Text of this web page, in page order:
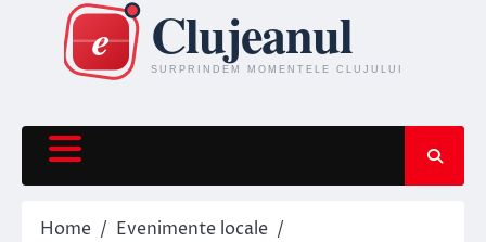
content
Home
Evenimente locale